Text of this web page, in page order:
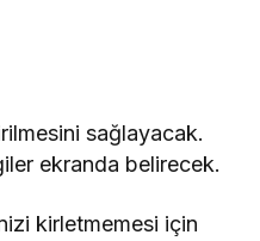
sağlayacak.
ekranda belirecek.
kirletmemesi için